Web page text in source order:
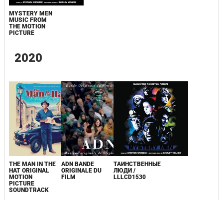
MYSTERY MEN
MUSIC FROM
THE MOTION
PICTURE
2020
THE MAN IN THE
HAT ORIGINAL
MOTION
PICTURE
SOUNDTRACK
ADN BANDE
ORIGINALE DU
FILM
ТАИНСТВЕННЫЕ
ЛЮДИ /
LLLCD1530